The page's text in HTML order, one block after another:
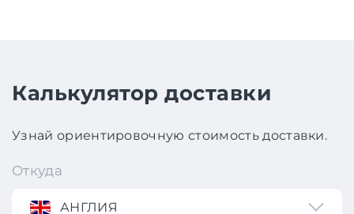
Калькулятор доставки
Узнай ориентировочную стоимость доставки.
Откуда
АНГЛИЯ